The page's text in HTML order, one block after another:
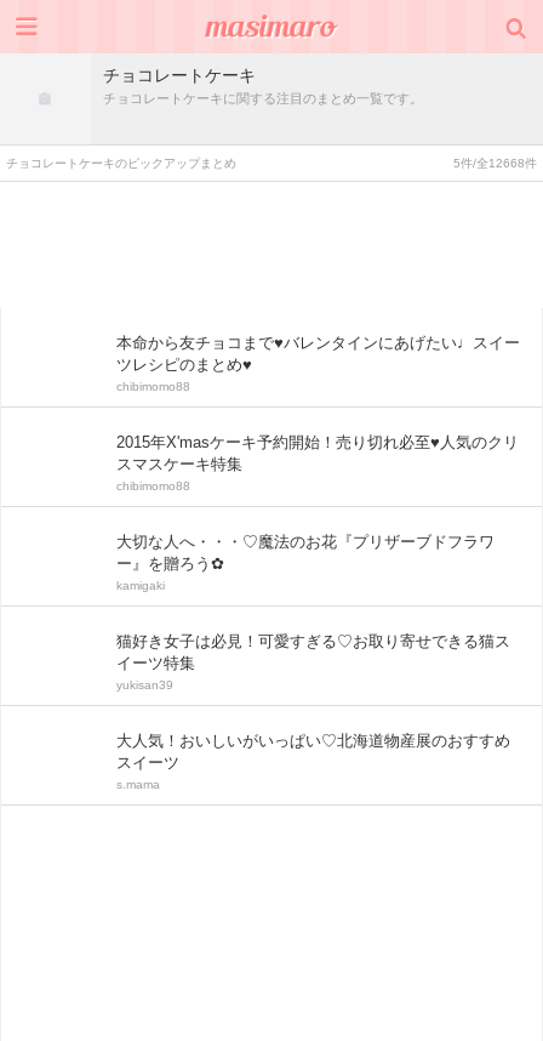
チョコレートケーキ
チョコレートケーキに関する注目のまとめ一覧です。
チョコレートケーキのピックアップまとめ 5件/全12668件
本命から友チョコまで♥バレンタインにあげたい♩スイー
ツレシピのまとめ♥
chibimomo88
2015年X'masケーキ予約開始！売り切れ必至♥人気のクリ
スマスケーキ特集
chibimomo88
大切な人へ・・・♡魔法のお花『プリザーブドフラワ
ー』を贈ろう✿
kamigaki
猫好き女子は必見！可愛すぎる♡お取り寄せできる猫ス
イーツ特集
yukisan39
大人気！おいしいがいっぱい♡北海道物産展のおすすめ
スイーツ
s.mama